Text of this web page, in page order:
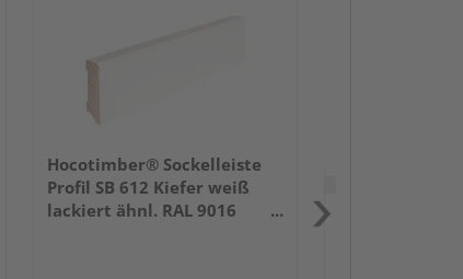
Hocotimber® Sockelleiste
Profil SB 612 Kiefer weiß
lackiert ähnl. RAL 9016